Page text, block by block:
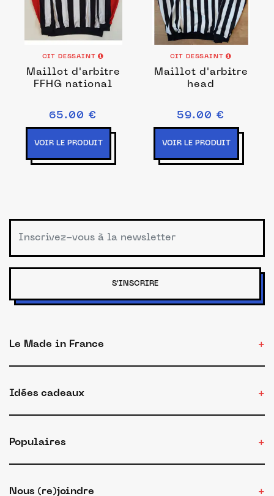
CIT DESSAINT
Maillot d'arbitre
FFHG national
65.00 €
VOIR LE PRODUIT
CIT DESSAINT
Maillot d'arbitre
head
59.00 €
VOIR LE PRODUIT
S'INSCRIRE
Le Made in France
Idées cadeaux
Populaires
Nous (re)joindre